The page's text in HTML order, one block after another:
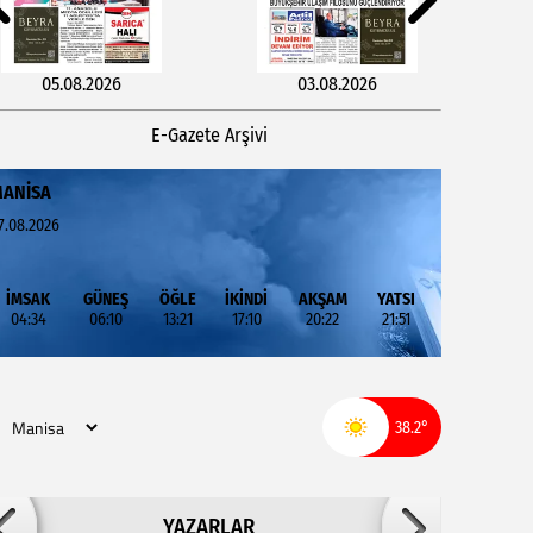
05.08.2026 03.08.2026
E-Gazete Arşivi
İMSAK
04:34
GÜNEŞ
06:10
ÖĞLE
13:21
İKİNDİ
17:10
AKŞAM
20:22
YATSI
21:51
38.2°
YAZARLAR